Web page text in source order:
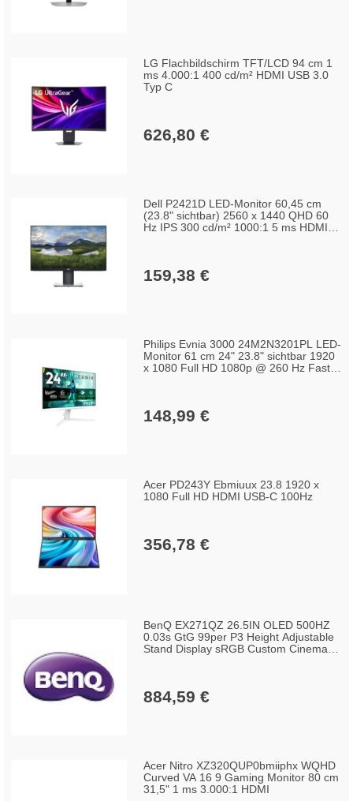
LG Flachbildschirm TFT/LCD 94 cm 1
ms 4.000:1 400 cd/m² HDMI USB 3.0
Typ C
626,80 €
Dell P2421D LED-Monitor 60,45 cm
(23.8" sichtbar) 2560 x 1440 QHD 60
Hz IPS 300 cd/m² 1000:1 5 ms HDMI
159,38 €
Philips Evnia 3000 24M2N3201PL LED-
Monitor 61 cm 24" 23.8" sichtbar 1920
x 1080 Full HD 1080p @ 260 Hz Fast
148,99 €
Acer PD243Y Ebmiuux 23.8 1920 x
1080 Full HD HDMI USB-C 100Hz
356,78 €
BenQ EX271QZ 26.5IN OLED 500HZ
0.03s GtG 99per P3 Height Adjustable
Stand Display sRGB Custom Cinema
884,59 €
Acer Nitro XZ320QUP0bmiiphx WQHD
Curved VA 16 9 Gaming Monitor 80 cm
31,5" 1 ms 3.000:1 HDMI